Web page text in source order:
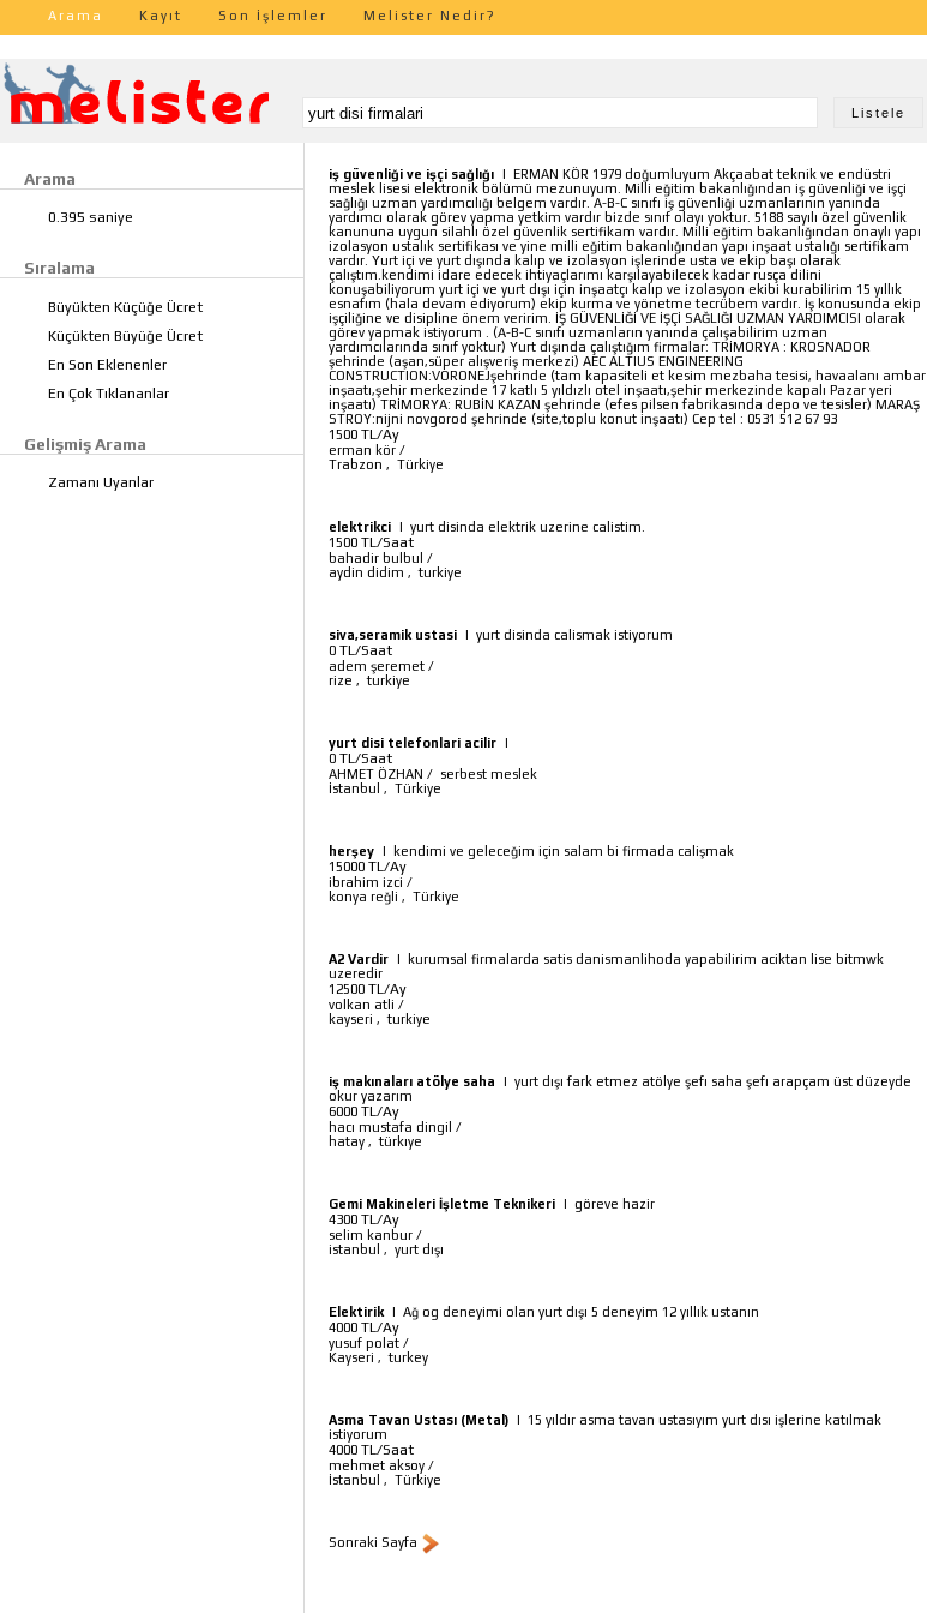
Arama Kayıt Son İşlemler Melister Nedir?
Arama
0.395 saniye
Sıralama
Büyükten Küçüğe Ücret
Küçükten Büyüğe Ücret
En Son Eklenenler
En Çok Tıklananlar
Gelişmiş Arama
Zamanı Uyanlar
iş güvenliği ve işçi sağlığı | ERMAN KÖR 1979 doğumluyum Akçaabat teknik ve endüstri
meslek lisesi elektronik bölümü mezunuyum. Milli eğitim bakanlığından iş güvenliği ve işçi
sağlığı uzman yardımcılığı belgem vardır. A-B-C sınıfı iş güvenliği uzmanlarının yanında
yardımcı olarak görev yapma yetkim vardır bizde sınıf olayı yoktur. 5188 sayılı özel güvenlik
kanununa uygun silahlı özel güvenlik sertifikam vardır. Milli eğitim bakanlığından onaylı yapı
izolasyon ustalık sertifikası ve yine milli eğitim bakanlığından yapı inşaat ustalığı sertifikam
vardır. Yurt içi ve yurt dışında kalıp ve izolasyon işlerinde usta ve ekip başı olarak
çalıştım.kendimi idare edecek ihtiyaçlarımı karşılayabilecek kadar rusça dilini
konuşabiliyorum yurt içi ve yurt dışı için inşaatçı kalıp ve izolasyon ekibi kurabilirim 15 yıllık
esnafım (hala devam ediyorum) ekip kurma ve yönetme tecrübem vardır. İş konusunda ekip
işçiliğine ve disipline önem veririm. İŞ GÜVENLİĞİ VE İŞÇİ SAĞLIĞI UZMAN YARDIMCISI olarak
görev yapmak istiyorum . (A-B-C sınıfı uzmanların yanında çalışabilirim uzman
yardımcılarında sınıf yoktur) Yurt dışında çalıştığım firmalar: TRİMORYA : KROSNADOR
şehrinde (aşan,süper alışveriş merkezi) AEC ALTIUS ENGINEERING
CONSTRUCTION:VORONEJşehrinde (tam kapasiteli et kesim mezbaha tesisi, havaalanı ambar
inşaatı,şehir merkezinde 17 katlı 5 yıldızlı otel inşaatı,şehir merkezinde kapalı Pazar yeri
inşaatı) TRİMORYA: RUBİN KAZAN şehrinde (efes pilsen fabrikasında depo ve tesisler) MARAŞ
STROY:nijni novgorod şehrinde (site,toplu konut inşaatı) Cep tel : 0531 512 67 93
1500 TL/Ay
erman kör /
Trabzon , Türkiye
elektrikci | yurt disinda elektrik uzerine calistim.
1500 TL/Saat
bahadir bulbul /
aydin didim ,turkiye
siva,seramik ustasi | yurt disinda calismak istiyorum
0 TL/Saat
adem şeremet /
rize ,turkiye
yurt disi telefonlari acilir |
0 TL/Saat
AHMET ÖZHAN / serbest meslek
İstanbul , Türkiye
herşey |
kendimi ve geleceğim için salam bi firmada calişmak
15000 TL/Ay
ibrahim izci /
konya reğli , Türkiye
A2 Vardir |
kurumsal firmalarda satis danismanlihoda yapabilirim aciktan lise bitmwk
uzeredir
12500 TL/Ay
volkan atli /
kayseri ,turkiye
iş makınaları atölye saha | yurt dışı fark etmez atölye şefı saha şefı arapçam üst düzeyde
okur yazarım
6000 TL/Ay
hacı mustafa dingil /
hatay ,türkıye
Gemi Makineleri İşletme Teknikeri | göreve hazir
4300 TL/Ay
selim kanbur /
istanbul , yurt dışı
Elektirik | Ağ og deneyimi olan yurt dışı 5 deneyim 12 yıllık ustanın
4000 TL/Ay
yusuf polat /
Kayseri ,turkey
Asma Tavan Ustası (Metal) | 15 yıldır asma tavan ustasıyım yurt dısı işlerine katılmak
istiyorum
4000 TL/Saat
mehmet aksoy /
İstanbul , Türkiye
Sonraki Sayfa